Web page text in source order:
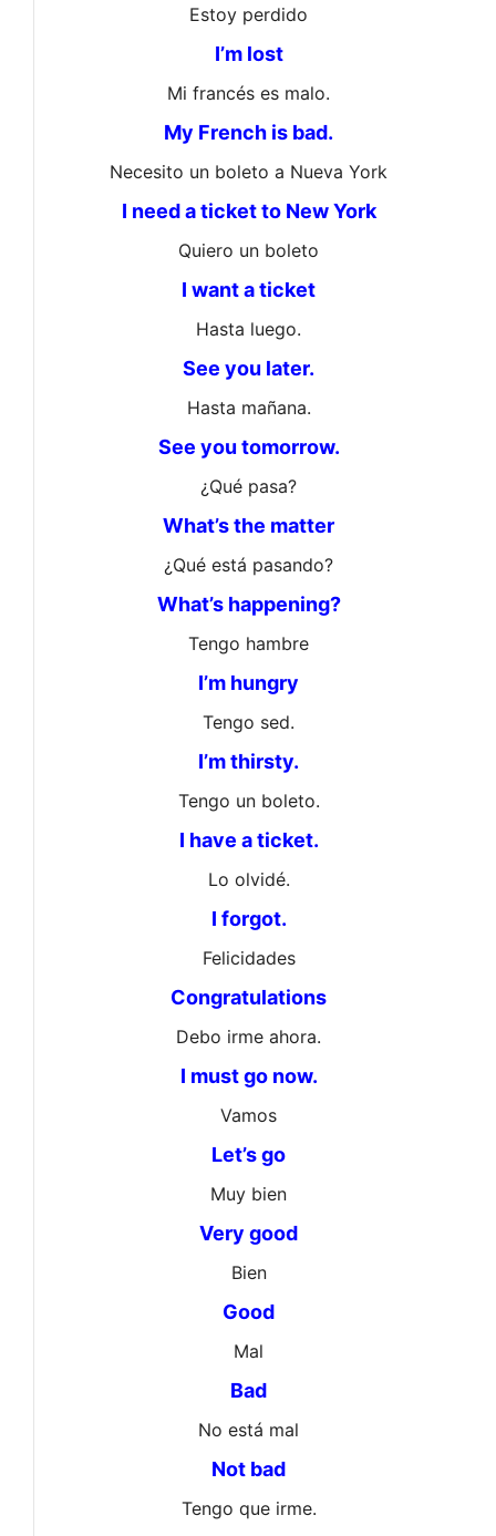
Estoy perdido
I’m lost
Mi francés es malo.
My French is bad.
Necesito un boleto a Nueva York
I need a ticket to New York
Quiero un boleto
I want a ticket
Hasta luego.
See you later.
Hasta mañana.
See you tomorrow.
¿Qué pasa?
What’s the matter
¿Qué está pasando?
What’s happening?
Tengo hambre
I’m hungry
Tengo sed.
I’m thirsty.
Tengo un boleto.
I have a ticket.
Lo olvidé.
I forgot.
Felicidades
Congratulations
Debo irme ahora.
I must go now.
Vamos
Let’s go
Muy bien
Very good
Bien
Good
Mal
Bad
No está mal
Not bad
Tengo que irme.